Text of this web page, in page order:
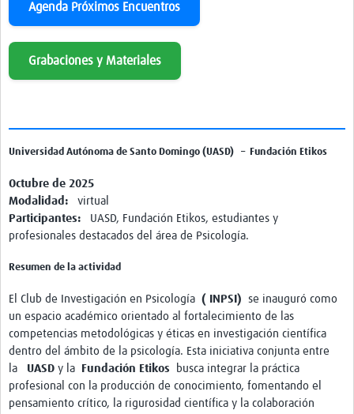
Crear un Club de Investigación
Preparar Sesiones de Aprendizaje Asistido
Crear Data Clinic
eLearning
Desarrollo profesional
Proyectos Pathfinder
Pathfinder Argentina
Pathfinders Brasil
Pathfinder Colombia
Pathfinder Honduras
Pathfinder Perú
Pathfinder Republica Dominicana
Agenda Próximos Encuentros
Grabaciones y Materiales
Universidad Autónoma de Santo Domingo (UASD) – Fundación Etikos
Octubre de 2025
Modalidad: virtual
Participantes: UASD, Fundación Etikos, estudiantes y
profesionales destacados del área de Psicología.
Resumen de la actividad
El Club de Investigación en Psicología ( INPSI) se inauguró como
un espacio académico orientado al fortalecimiento de las
competencias metodológicas y éticas en investigación científica
dentro del ámbito de la psicología. Esta iniciativa conjunta entre
la
UASD y la Fundación Etikos busca integrar la práctica
profesional con la producción de conocimiento, fomentando el
pensamiento crítico, la rigurosidad científica y la colaboración